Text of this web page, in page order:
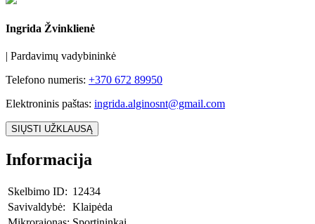
Ingrida Žvinklienė
| Pardavimų vadybininkė
Telefono numeris: +370 672 89950
Elektroninis paštas: ingrida.alginosnt@gmail.com
SIŲSTI UŽKLAUSĄ
Informacija
Skelbimo ID: 12434
Savivaldybė:
Klaipėda